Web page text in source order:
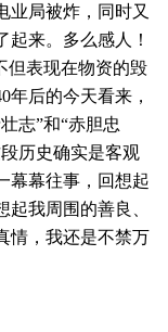
业局被炸，同时又
来。多么感人！
但表现在物资的毁
年后的今天看来，
志”和“赤胆忠
历史确实是客观
幕幕往事，回想起
我周围的善良、
情，我还是不禁万